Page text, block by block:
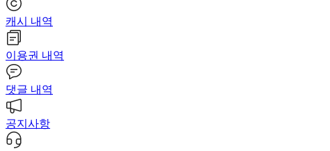
캐시 내역
이용권 내역
댓글 내역
공지사항